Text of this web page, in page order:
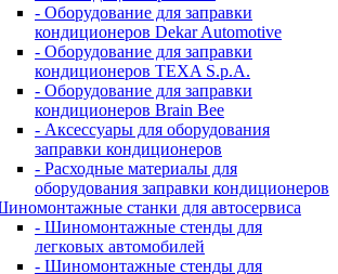
- Оборудование для заправки
кондиционеров Dekar Automotive
- Оборудование для заправки
кондиционеров TEXA S.p.A.
- Оборудование для заправки
кондиционеров Brain Bee
- Аксессуары для оборудования
заправки кондиционеров
- Расходные материалы для
оборудования заправки кондиционеров
станки для автосервиса
- Шиномонтажные стенды для
легковых автомобилей
- Шиномонтажные стенды для